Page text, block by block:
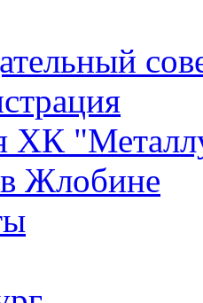
ХК
Жлобине